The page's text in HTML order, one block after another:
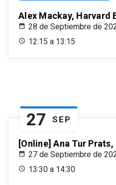
Alex Mackay, Harvard
28 de Septiembre de
12:15 a 13:15
27 SEP
[Online] Ana Tur Prats,
27 de Septiembre de
13:30 a 14:30